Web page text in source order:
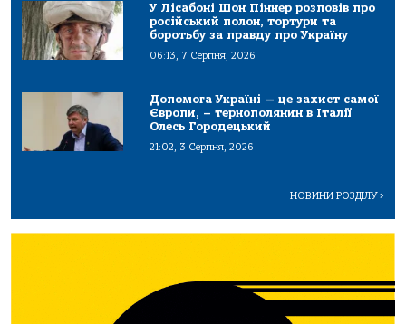
У Лісабоні Шон Піннер розповів про
російський полон, тортури та
боротьбу за правду про Україну
06:13, 7 Серпня, 2026
Допомога Україні — це захист самої
Європи, – тернополянин в Італії
Олесь Городецький
21:02, 3 Серпня, 2026
НОВИНИ РОЗДІЛУ>